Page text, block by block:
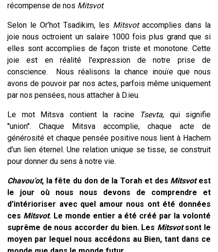
récompense de nos Mitsvot.
Selon le Or’hot Tsadikim, les Mitsvot accomplies dans la
joie nous octroient un salaire 1000 fois plus grand que si
elles sont accomplies de façon triste et monotone. Cette
joie est en réalité l'expression de notre prise de
conscience. Nous réalisons la chance inouïe que nous
avons de pouvoir par nos actes, parfois même uniquement
par nos pensées, nous attacher à D.ieu.
Le mot Mitsva contient la racine Tsevta, qui signifie
''union''. Chaque Mitsva accomplie, chaque acte de
générosité et chaque pensée positive nous lient à Hachem
d'un lien éternel. Une relation unique se tisse, se construit
pour donner du sens à notre vie.
Chavou’ot, la fête du don de la Torah et des Mitsvot est
le jour où nous nous devons de comprendre et
d'intérioriser avec quel amour nous ont été données
ces Mitsvot. Le monde entier a été créé par la volonté
suprême de nous accorder du bien. Les Mitsvotsont le
moyen par lequel nous accédons au Bien, tant dans ce